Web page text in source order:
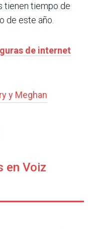
tienen tiempo de
de este año.
de internet
y Meghan
en Voiz